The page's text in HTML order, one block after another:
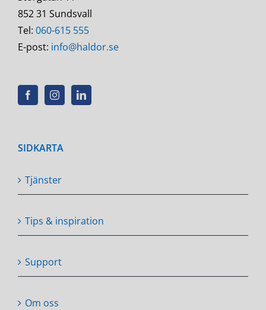
852 31 Sundsvall
Tel: 060-615 555
E-post: info@haldor.se
SIDKARTA
Tjänster
Tips & inspiration
Support
Om oss